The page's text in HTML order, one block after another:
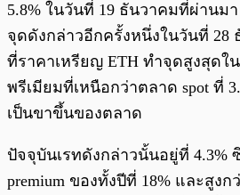
5.8% ในวันที่ 19 ธันวาคมที่ผ่านม
จุดดังกล่าวอีกครั้งหนึ่งในวันที่
ที่ราคาเหรียญ ETH ทำจุดสูงสุดใ
พรีเมียมที่เหนือกว่าตลาด spot ที่
เป็นขาขึ้นของตลาด
ปัจจุบันเรทดังกล่าวนั้นอยู่ที่ 4.3%
premium ของทั้งปีที่ 18% และสูง